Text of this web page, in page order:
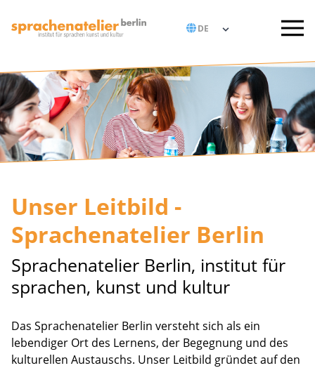
Unser Leitbild -
Sprachenatelier Berlin
Sprachenatelier Berlin, institut für
sprachen, kunst und kultur
Das Sprachenatelier Berlin versteht sich als ein
lebendiger Ort des Lernens, der Begegnung und des
kulturellen Austauschs. Unser Leitbild gründet auf den